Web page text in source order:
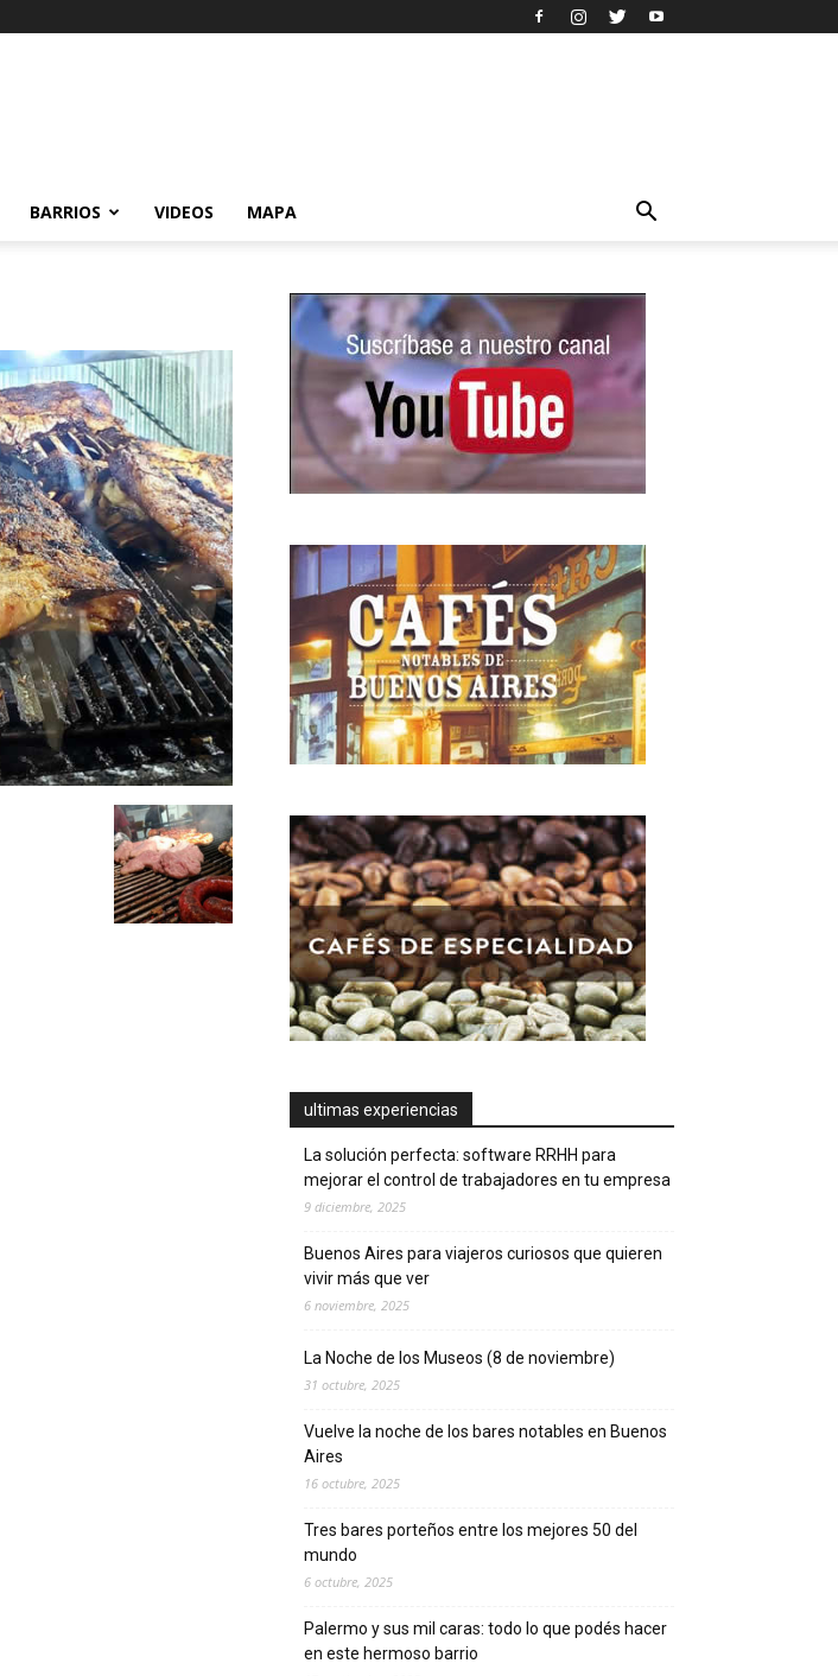
BARRIOS VIDEOS MAPA
ultimas experiencias
La solución perfecta: software RRHH para
mejorar el control de trabajadores en tu empresa
9 diciembre, 2025
Buenos Aires para viajeros curiosos que quieren
vivir más que ver
6 noviembre, 2025
La Noche de los Museos (8 de noviembre)
31 octubre, 2025
Vuelve la noche de los bares notables en Buenos
Aires
16 octubre, 2025
Tres bares porteños entre los mejores 50 del
mundo
6 octubre, 2025
Palermo y sus mil caras: todo lo que podés hacer
en este hermoso barrio